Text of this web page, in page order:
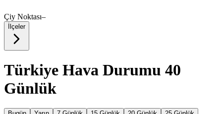
Çiy Noktası–
İlçeler
Türkiye Hava Durumu 40
Günlük